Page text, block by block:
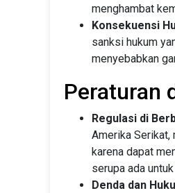
menghambat
Konsekuensi
sanksi hukum
menyebabkan
Peraturan
Regulasi di
Amerika Serikat,
karena dapat
serupa ada
Denda dan